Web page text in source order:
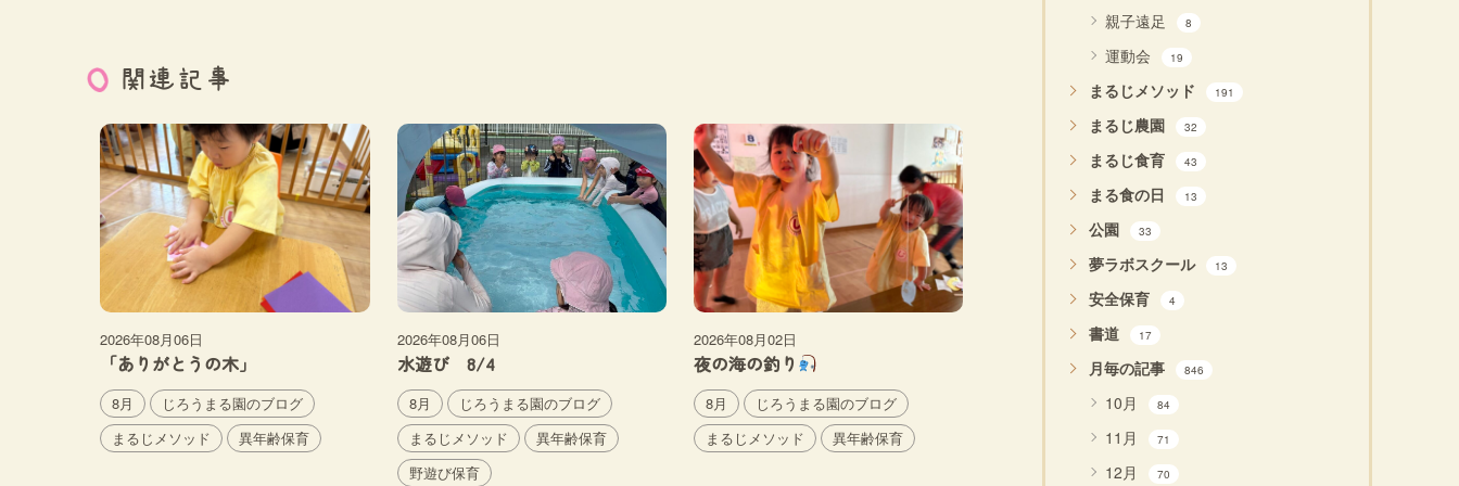
関連記事
2026年08月06日
「ありがとうの木」
8月
じろうまる園のブログ
まるじメソッド
異年齢保育
2026年08月06日
水遊び 8/4
8月
じろうまる園のブログ
まるじメソッド
異年齢保育
野遊び保育
2026年08月02日
夜の海の釣り
8月
じろうまる園のブログ
まるじメソッド
異年齢保育
親子遠足 8
運動会 19
まるじメソッド 191
まるじ農園 32
まるじ食育 43
まる食の日 13
公園 33
夢ラボスクール 13
安全保育 4
書道 17
月毎の記事 846
10月 84
11月 71
12月 70